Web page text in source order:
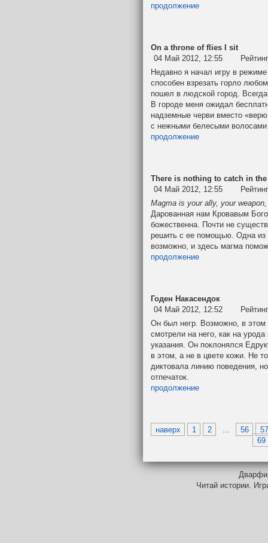
продолжение
On a throne of flies I sit
04 Май 2012, 12:55
Недавно я начал игру в
способен взрезать горло
пошел в людской город.
В городе меня ожидал
надземные черви вместо
с нежными белесыми волосами
продолжение
There is nothing to catch in
04 Май 2012, 12:55
Magma is your ally, your
Дарованная нам Кровавым
божественна. Почти не
решить с ее помощью. Одна из
возможно, и здесь магма
продолжение
Годен Накасендок
04 Май 2012, 12:52
Он был негр. Возможно, в
смотрели на него, как на
указания. Он поклонялся
в этом, а не в цвете кожи. Не
диктовала линию поведения,
отпечаток.
продолжение
наверх 1 2 56
57
69
Читай истории.